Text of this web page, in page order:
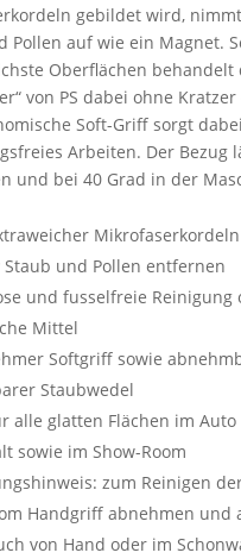
gebildet wird,
Pollen auf wie ein Magnet.
Oberflächen behandelt
von PS dabei ohne
Soft-Griff sorgt
Arbeiten. Der Bezug
und bei 40 Grad in der
und Pollen entfernen
und fusselfreie Reinigung
Mittel
Softgriff sowie
Staubwedel
alle glatten Flächen im
sowie im Show-Room
zum Reinigen
Handgriff abnehmen und
von Hand oder im